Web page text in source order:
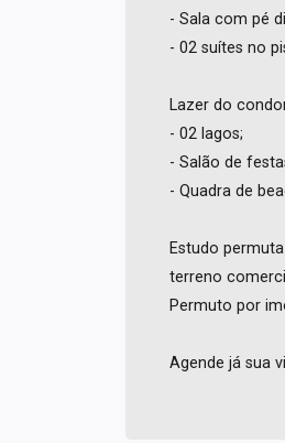
- Sala com pé
- 02 suítes no
Lazer do
- 02 lagos;
- Salão de
- Quadra de
Estudo
terreno
Permuto por
Agende já sua